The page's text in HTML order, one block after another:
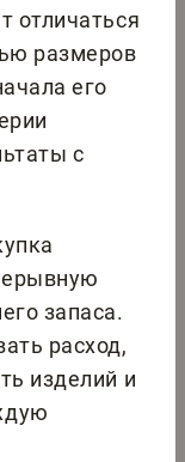
отличаться
размеров
его
с
запаса.
расход,
изделий и